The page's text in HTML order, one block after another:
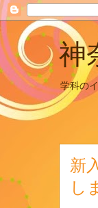
神
学科の
新
し